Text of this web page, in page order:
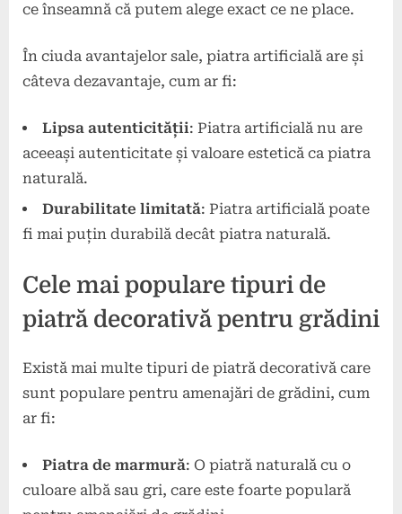
ce înseamnă că putem alege exact ce ne place.
În ciuda avantajelor sale, piatra artificială are și
câteva dezavantaje, cum ar fi:
Lipsa autenticității: Piatra artificială nu are
aceeași autenticitate și valoare estetică ca piatra
naturală.
Durabilitate limitată: Piatra artificială poate
fi mai puțin durabilă decât piatra naturală.
Cele mai populare tipuri de
piatră decorativă pentru grădini
Există mai multe tipuri de piatră decorativă care
sunt populare pentru amenajări de grădini, cum
ar fi:
Piatra de marmură: O piatră naturală cu o
culoare albă sau gri, care este foarte populară